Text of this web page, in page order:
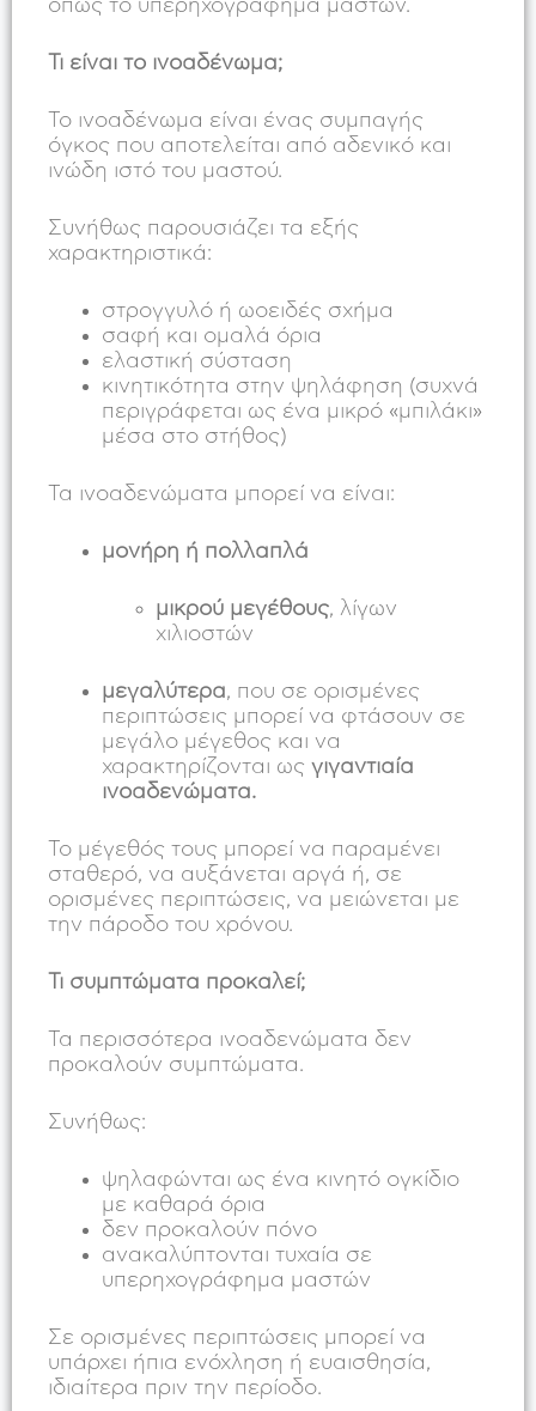
όπως το υπερηχογράφημα μαστών.
Τι είναι το ινοαδένωμα;
Το ινοαδένωμα είναι ένας συμπαγής
όγκος που αποτελείται από αδενικό και
ινώδη ιστό του μαστού.
Συνήθως παρουσιάζει τα εξής
χαρακτηριστικά:
στρογγυλό ή ωοειδές σχήμα
σαφή και ομαλά όρια
ελαστική σύσταση
κινητικότητα στην ψηλάφηση (συχνά
περιγράφεται ως ένα μικρό «μπιλάκι»
μέσα στο στήθος)
Τα ινοαδενώματα μπορεί να είναι:
μονήρη ή πολλαπλά
μικρού μεγέθους, λίγων
χιλιοστών
μεγαλύτερα, που σε ορισμένες
περιπτώσεις μπορεί να φτάσουν σε
μεγάλο μέγεθος και να
χαρακτηρίζονται ως γιγαντιαία
ινοαδενώματα.
Το μέγεθός τους μπορεί να παραμένει
σταθερό, να αυξάνεται αργά ή, σε
ορισμένες περιπτώσεις, να μειώνεται με
την πάροδο του χρόνου.
Τι συμπτώματα προκαλεί;
Τα περισσότερα ινοαδενώματα δεν
προκαλούν συμπτώματα.
Συνήθως:
ψηλαφώνται ως ένα κινητό ογκίδιο
με καθαρά όρια
δεν προκαλούν πόνο
ανακαλύπτονται τυχαία σε
υπερηχογράφημα μαστών
Σε ορισμένες περιπτώσεις μπορεί να
υπάρχει ήπια ενόχληση ή ευαισθησία,
ιδιαίτερα πριν την περίοδο.